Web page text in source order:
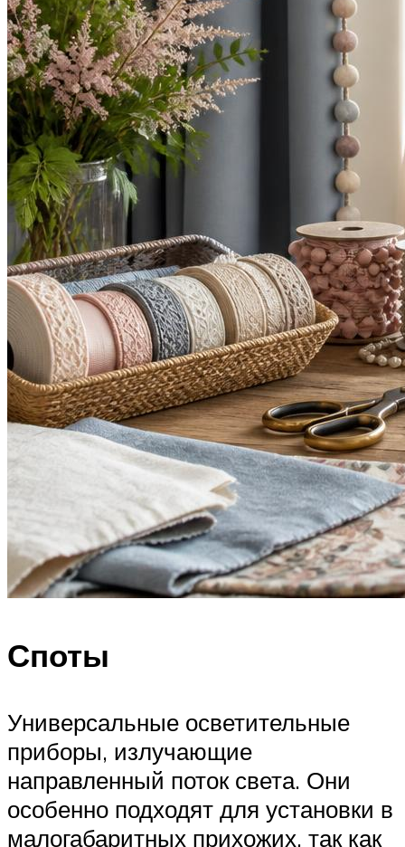
Споты
Универсальные осветительные
приборы, излучающие
направленный поток света. Они
особенно подходят для установки в
малогабаритных прихожих, так как